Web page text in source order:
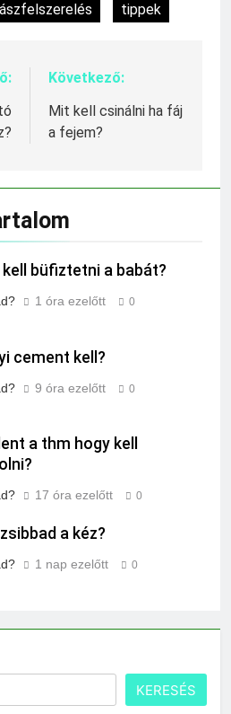
tippek
Következő:
Mit kell csinálni ha fáj
a fejem?
büfiztetni a babát?
1 óra ezelőtt 0
cement kell?
9 óra ezelőtt 0
a thm hogy kell
17 óra ezelőtt 0
a kéz?
1 nap ezelőtt 0
KERESÉS